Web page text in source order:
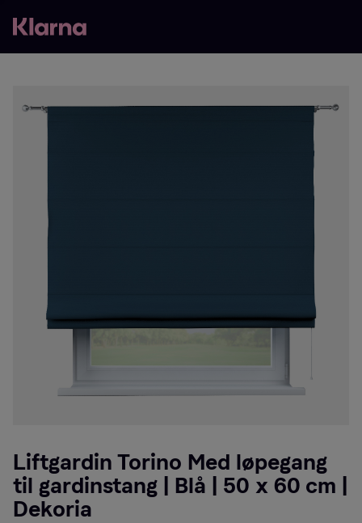
Liftgardin Torino Med løpegang
til gardinstang | Blå | 50 x 60 cm |
Dekoria